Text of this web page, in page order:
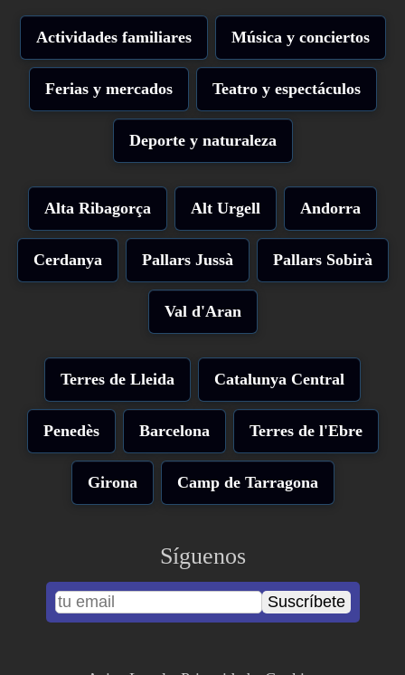
Actividades familiares Música y conciertos
Ferias y mercados Teatro y espectáculos
Deporte y naturaleza
Alta Ribagorça Alt Urgell Andorra
Cerdanya Pallars Jussà Pallars Sobirà
Val d'Aran
Terres de Lleida Catalunya Central
Penedès Barcelona Terres de l'Ebre
Girona Camp de Tarragona
Síguenos
Suscríbete